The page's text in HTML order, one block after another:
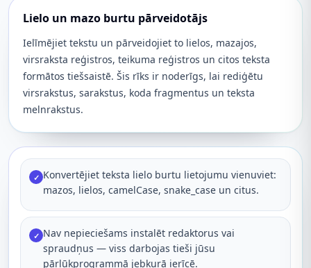
Lielo un mazo burtu pārveidotājs
Ielīmējiet tekstu un pārveidojiet to lielos, mazajos,
virsraksta reģistros, teikuma reģistros un citos teksta
formātos tiešsaistē. Šis rīks ir noderīgs, lai rediģētu
virsrakstus, sarakstus, koda fragmentus un teksta
melnrakstus.
✓ Konvertējiet teksta lielo burtu lietojumu vienuviet:
mazos, lielos, camelCase, snake_case un citus.
✓ Nav nepieciešams instalēt redaktorus vai
spraudņus — viss darbojas tieši jūsu
pārlūkprogrammā jebkurā ierīcē.